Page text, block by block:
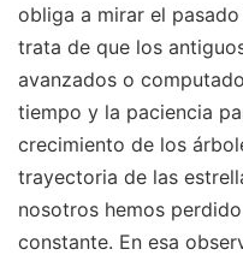
obliga a mirar el
trata de que los
avanzados o
tiempo y la paciencia
crecimiento de los
trayectoria de las
nosotros hemos
constante. En esa